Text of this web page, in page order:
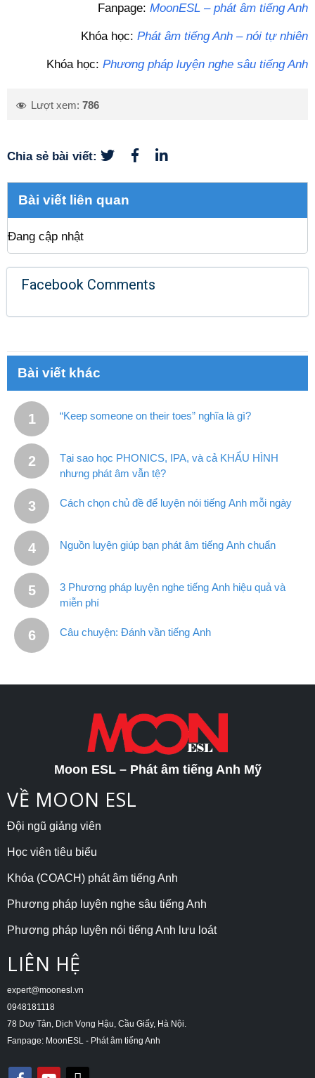
Fanpage: MoonESL – phát âm tiếng Anh
Khóa học: Phát âm tiếng Anh – nói tự nhiên
Khóa học: Phương pháp luyện nghe sâu tiếng Anh
Lượt xem: 786
Chia sẻ bài viết:
Bài viết liên quan
Đang cập nhật
Facebook Comments
Bài viết khác
“Keep someone on their toes” nghĩa là gì?
Tại sao học PHONICS, IPA, và cả KHẨU HÌNH
nhưng phát âm vẫn tệ?
Cách chọn chủ đề để luyện nói tiếng Anh mỗi ngày
Nguồn luyện giúp bạn phát âm tiếng Anh chuẩn
3 Phương pháp luyện nghe tiếng Anh hiệu quả và
miễn phí
Câu chuyện: Đánh vần tiếng Anh
Moon ESL – Phát âm tiếng Anh Mỹ
VỀ MOON ESL
Đội ngũ giảng viên
Học viên tiêu biểu
Khóa (COACH) phát âm tiếng Anh
Phương pháp luyện nghe sâu tiếng Anh
Phương pháp luyện nói tiếng Anh lưu loát
LIÊN HỆ
expert@moonesl.vn
0948181118
78 Duy Tân, Dịch Vọng Hậu, Cầu Giấy, Hà Nội.
Fanpage: MoonESL - Phát âm tiếng Anh